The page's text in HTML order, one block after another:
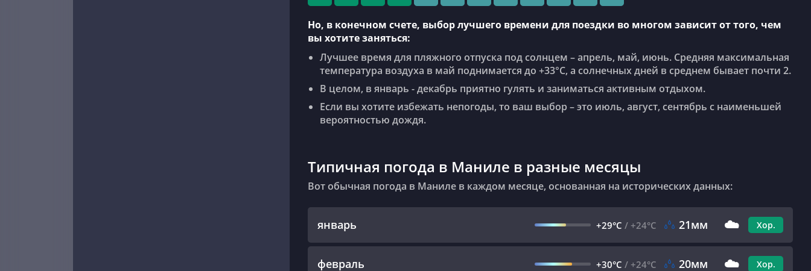
Но, в конечном счете, выбор лучшего времени для поездки во многом зависит от того, чем
вы хотите заняться:
Лучшее время для пляжного отпуска под солнцем – апрель, май, июнь. Средняя максимальная
температура воздуха в май поднимается до +33°C, а солнечных дней в среднем бывает почти 2.
В целом, в январь - декабрь приятно гулять и заниматься активным отдыхом.
Если вы хотите избежать непогоды, то ваш выбор – это июль, август, сентябрь с наименьшей
вероятностью дождя.
Типичная погода в Маниле в разные месяцы
Вот обычная погода в Маниле в каждом месяце, основанная на исторических данных:
январь +29°C / +24°C 21мм ☁️ Хор.
февраль +30°C / +24°C 20мм ☁️ Хор.